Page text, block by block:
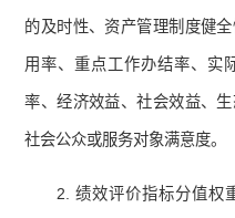
的及时性、资产管理制度健
用率、重点工作办结率、实
率、经济效益、社会效益、
社会公众或服务对象满意度。
2. 绩效评价指标分值权